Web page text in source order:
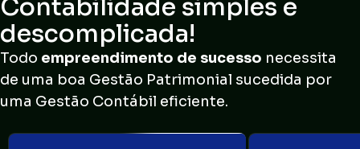
Contabilidade simples e
descomplicada!
Todo empreendimento de sucesso necessita
de uma boa Gestão Patrimonial sucedida por
uma Gestão Contábil eficiente.